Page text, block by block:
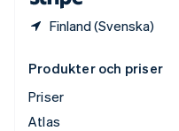
Finland (Svenska)
Produkter och priser
Priser
Atlas